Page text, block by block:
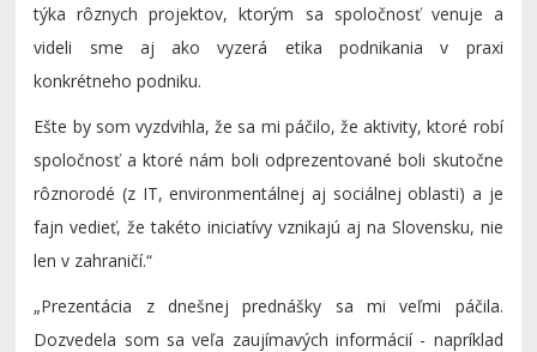
týka rôznych projektov, ktorým sa spoločnosť venuje a
videli sme aj ako vyzerá etika podnikania v praxi
konkrétneho podniku.
Ešte by som vyzdvihla, že sa mi páčilo, že aktivity, ktoré robí
spoločnosť a ktoré nám boli odprezentované boli skutočne
rôznorodé (z IT, environmentálnej aj sociálnej oblasti) a je
fajn vedieť, že takéto iniciatívy vznikajú aj na Slovensku, nie
len v zahraničí.“
„Prezentácia z dnešnej prednášky sa mi veľmi páčila.
Dozvedela som sa veľa zaujímavých informácií - napríklad